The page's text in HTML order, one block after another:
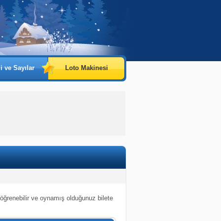
ve Sayılar Loto Makinesi
ve oynamış olduğunuz bilete